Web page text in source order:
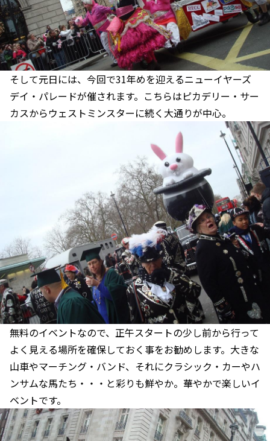
そして元日には、今回で31年めを迎えるニューイヤーズ
デイ・パレードが催されます。こちらはピカデリー・サー
カスからウェストミンスターに続く大通りが中心。
無料のイベントなので、正午スタートの少し前から行って
よく見える場所を確保しておく事をお勧めします。大きな
山車やマーチング・バンド、それにクラシック・カーやハ
ンサムな馬たち・・・と彩りも鮮やか。華やかで楽しいイ
ベントです。